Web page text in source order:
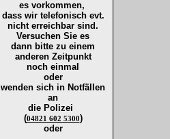
es vorkommen,
dass wir telefonisch evt.
nicht erreichbar sind.
Versuchen Sie es
dann bitte zu einem
anderen Zeitpunkt
noch einmal
oder
wenden sich in Notfällen
an
die Polizei
(04821 602 5300)
oder